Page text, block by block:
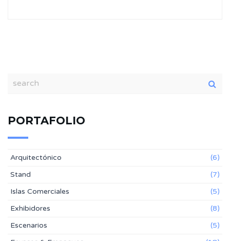
PORTAFOLIO
Arquitectónico
(6)
Stand
(7)
Islas Comerciales
(5)
Exhibidores
(8)
Escenarios
(5)